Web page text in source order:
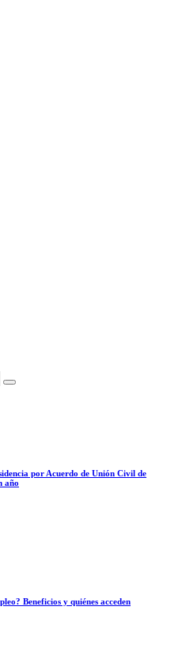
por Acuerdo de Unión Civil de
año
Beneficios y quiénes acceden